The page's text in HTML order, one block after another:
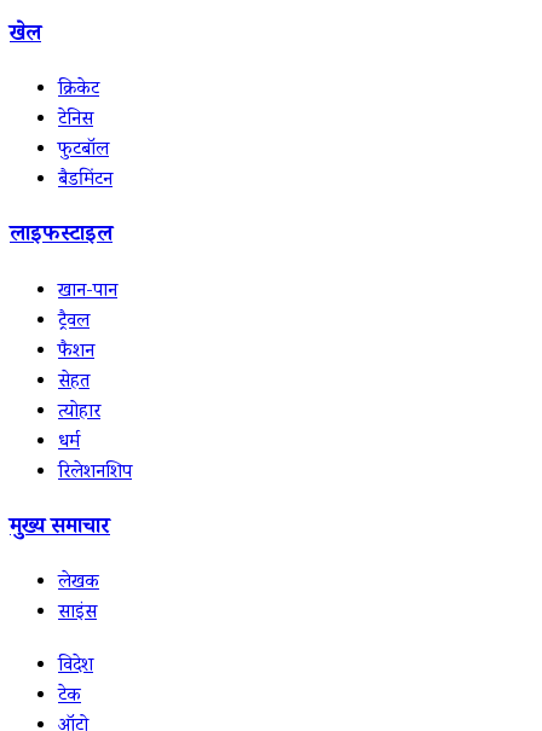
खेल
क्रिकेट
टेनिस
फुटबॉल
बैडमिंटन
लाइफस्टाइल
खान-पान
ट्रैवल
फैशन
सेहत
त्योहार
धर्म
रिलेशनशिप
मुख्य समाचार
लेखक
साइंस
विदेश
टेक